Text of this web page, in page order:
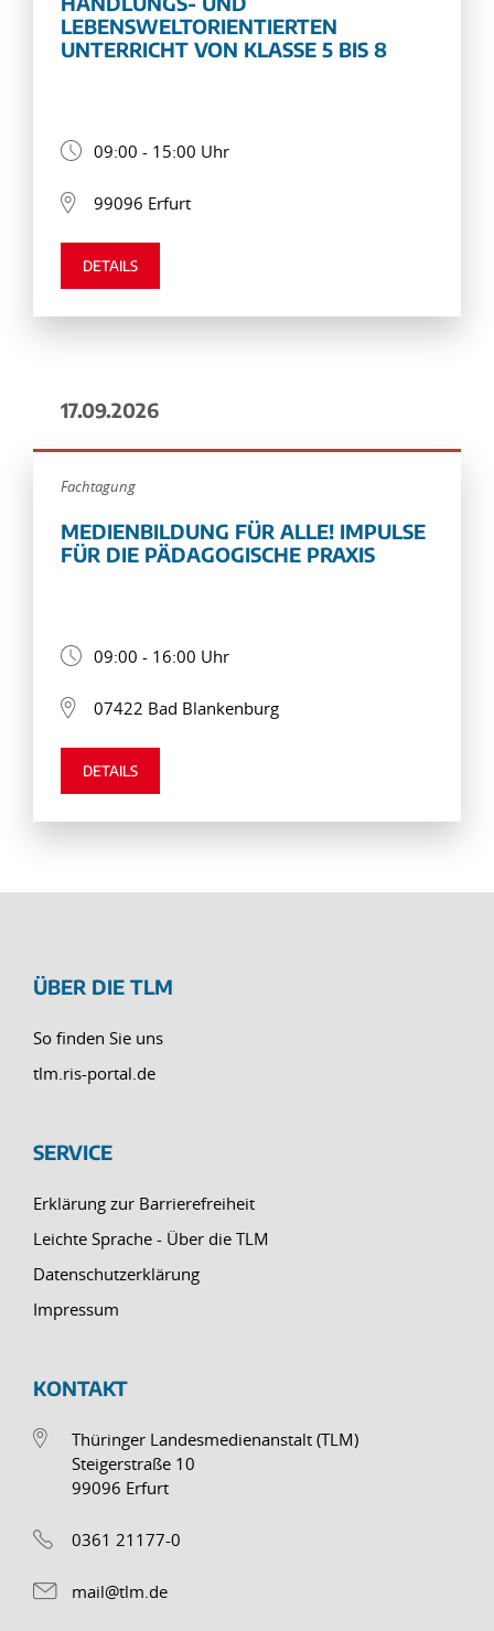
LEBENSWELTORIENTIERTEN
UNTERRICHT VON KLASSE 5 BIS 8
09:00 - 15:00 Uhr
99096 Erfurt
DETAILS
17.09.2026
Fachtagung
MEDIENBILDUNG FÜR ALLE! IMPULSE
FÜR DIE PÄDAGOGISCHE PRAXIS
09:00 - 16:00 Uhr
07422 Bad Blankenburg
DETAILS
ÜBER DIE TLM
So finden Sie uns
tlm.ris-portal.de
SERVICE
Erklärung zur Barrierefreiheit
Leichte Sprache - Über die TLM
Datenschutzerklärung
Impressum
KONTAKT
Thüringer Landesmedienanstalt (TLM)
Steigerstraße 10
99096 Erfurt
0361 21177-0
mail@tlm.de